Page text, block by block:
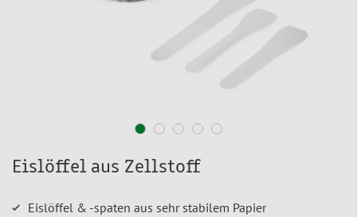
Eislöffel aus Zellstoff
Eislöffel & -spaten aus sehr stabilem Papier